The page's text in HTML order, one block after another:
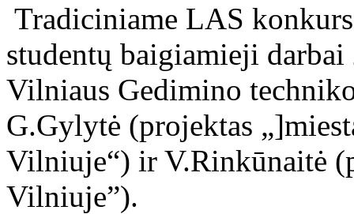
Tradiciniame LAS
studentų baigiamieji
Vilniaus Gedimino
G.Gylytė (projektas
Vilniuje“) ir V.Rinkūnaitė
Vilniuje”).